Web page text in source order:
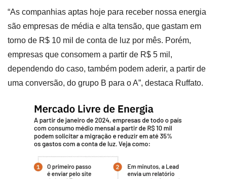
“As companhias aptas hoje para receber nossa energia
são empresas de média e alta tensão, que gastam em
torno de R$ 10 mil de conta de luz por mês. Porém,
empresas que consomem a partir de R$ 5 mil,
dependendo do caso, também podem aderir, a partir de
uma conversão, do grupo B para o A”, destaca Ruffato.